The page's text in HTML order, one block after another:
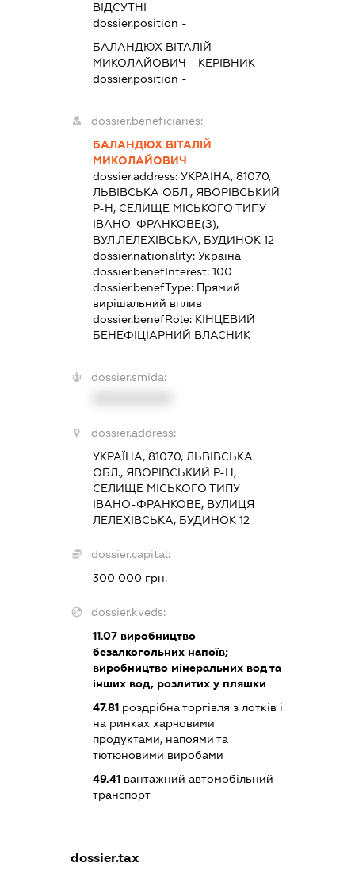
ВІДСУТНІ
dossier.position -
БАЛАНДЮХ ВІТАЛІЙ
МИКОЛАЙОВИЧ - КЕРІВНИК
dossier.position -
dossier.beneficiaries:
БАЛАНДЮХ ВІТАЛІЙ
МИКОЛАЙОВИЧ
dossier.address:УКРАЇНА, 81070,
ЛЬВІВСЬКА ОБЛ., ЯВОРІВСЬКИЙ
Р-Н, СЕЛИЩЕ МІСЬКОГО ТИПУ
ІВАНО-ФРАНКОВЕ(З),
ВУЛ.ЛЕЛЕХІВСЬКА, БУДИНОК 12
dossier.nationality:Україна
dossier.benefInterest:100
dossier.benefType: Прямий
вирішальний вплив
dossier.benefRole: КІНЦЕВИЙ
БЕНЕФІЦІАРНИЙ ВЛАСНИК
dossier.smida:
dossier.address:
УКРАЇНА, 81070, ЛЬВІВСЬКА
ОБЛ., ЯВОРІВСЬКИЙ Р-Н,
СЕЛИЩЕ МІСЬКОГО ТИПУ
ІВАНО-ФРАНКОВЕ, ВУЛИЦЯ
ЛЕЛЕХІВСЬКА, БУДИНОК 12
dossier.capital:
300 000 грн.
dossier.kveds:
11.07 виробництво
безалкогольних напоїв;
виробництво мінеральних вод та
інших вод, розлитих у пляшки
47.81 роздрібна торгівля з лотків і
на ринках харчовими
продуктами, напоями та
тютюновими виробами
49.41 вантажний автомобільний
транспорт
dossier.tax